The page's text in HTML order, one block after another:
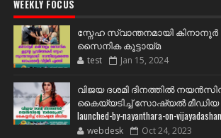
WEEKLY FOCUS
സ്നേഹ സ്വാന്തനമായി കിനാനൂർ
സൈനിക കൂട്ടായ്മ
test Jan 15, 2024
വിജയ ദശമി ദിനത്തില്‍
കൈയ്യടിച്ച് സോഷ്യല്‍ മീഡിയ
launched-by-nayanthara-on-
webdesk Oct 24, 2023